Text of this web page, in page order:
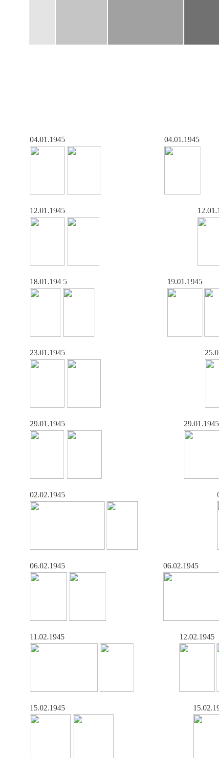
04.01.1945 04.01.1945
12.01.1945
18.01.194 5 19.01.1945
23.01.1945
29.01.1945 29.01.1945
02.02.1945
06.02.1945 06.02.1945
11.02.1945 12.02.1945
15.02.1945